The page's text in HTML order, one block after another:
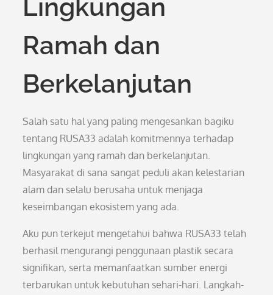
Lingkungan
Ramah dan
Berkelanjutan
Salah satu hal yang paling mengesankan bagiku
tentang RUSA33 adalah komitmennya terhadap
lingkungan yang ramah dan berkelanjutan.
Masyarakat di sana sangat peduli akan kelestarian
alam dan selalu berusaha untuk menjaga
keseimbangan ekosistem yang ada.
Aku pun terkejut mengetahui bahwa RUSA33 telah
berhasil mengurangi penggunaan plastik secara
signifikan, serta memanfaatkan sumber energi
terbarukan untuk kebutuhan sehari-hari. Langkah-